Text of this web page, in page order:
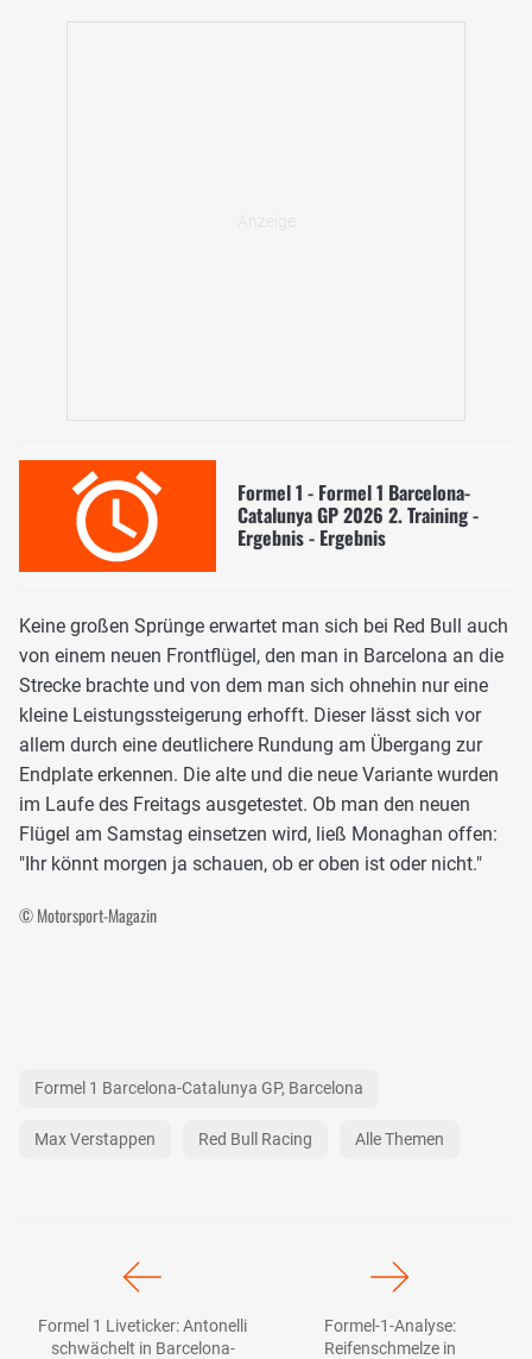
Formel 1 - Formel 1 Barcelona-
Catalunya GP 2026 2. Training -
Ergebnis - Ergebnis
Keine großen Sprünge erwartet man sich bei Red Bull auch
von einem neuen Frontflügel, den man in Barcelona an die
Strecke brachte und von dem man sich ohnehin nur eine
kleine Leistungssteigerung erhofft. Dieser lässt sich vor
allem durch eine deutlichere Rundung am Übergang zur
Endplate erkennen. Die alte und die neue Variante wurden
im Laufe des Freitags ausgetestet. Ob man den neuen
Flügel am Samstag einsetzen wird, ließ Monaghan offen:
"Ihr könnt morgen ja schauen, ob er oben ist oder nicht."
© Motorsport-Magazin
Formel 1 Barcelona-Catalunya GP, Barcelona
Max Verstappen Red Bull Racing Alle Themen
Formel 1 Liveticker: Antonelli
schwächelt in Barcelona-
Formel-1-Analyse:
Reifenschmelze in